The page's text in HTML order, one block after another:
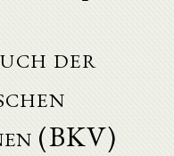
der
(BKV)